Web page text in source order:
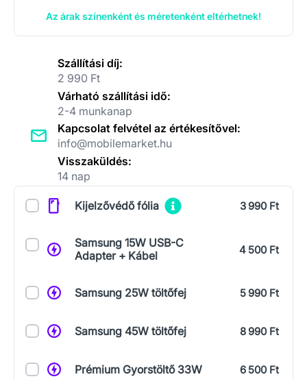
Az árak színenként és méretenként eltérhetnek!
Szállítási díj:
2 990 Ft
Várható szállítási idő:
2-4 munkanap
Kapcsolat felvétel az értékesítővel:
info@mobilemarket.hu
Visszaküldés:
14 nap
KiegészítőkKijelzővédő fólia 3 990 Ft
Samsung 15W USB-C
Adapter + Kábel
4 500 Ft
Samsung 25W töltőfej 5 990 Ft
Samsung 45W töltőfej 8 990 Ft
Prémium Gyorstöltő 33W 6 500 Ft